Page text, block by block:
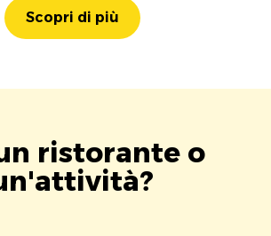
Scopri di più
ristorante o